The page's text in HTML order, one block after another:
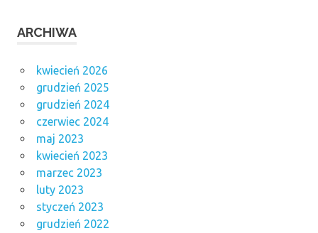
ARCHIWA
kwiecień 2026
grudzień 2025
grudzień 2024
czerwiec 2024
maj 2023
kwiecień 2023
marzec 2023
luty 2023
styczeń 2023
grudzień 2022